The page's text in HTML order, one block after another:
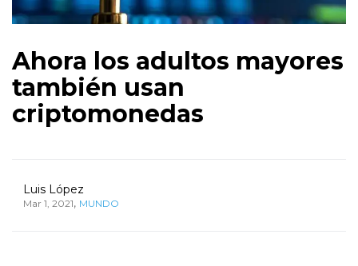
Ahora los adultos mayores
también usan
criptomonedas
Luis López
Mar 1, 2021, MUNDO